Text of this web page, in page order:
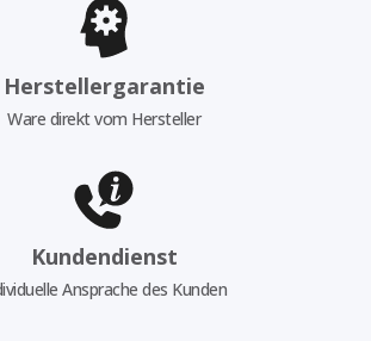
Herstellergarantie
Ware direkt vom Hersteller
Kundendienst
Ansprache des Kunden